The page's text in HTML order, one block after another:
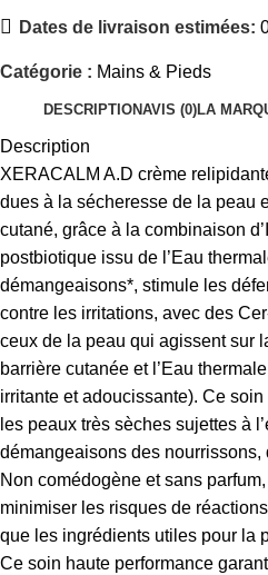
Dates de livraison estimées:
Catégorie : Mains & Pieds
DESCRIPTIONAVIS (0)LA
Description
XERACALM A.D crème
dues à la sécheresse de la peau
cutané, grâce à la combinaison
postbiotique issu de l’Eau
démangeaisons*, stimule les
contre les irritations, avec des
ceux de la peau qui agissent sur
barrière cutanée et l’Eau
irritante et adoucissante). Ce
les peaux très sèches sujettes à
démangeaisons des nourrissons,
Non comédogène et sans
minimiser les risques de
que les ingrédients utiles pour la
Ce soin haute performance